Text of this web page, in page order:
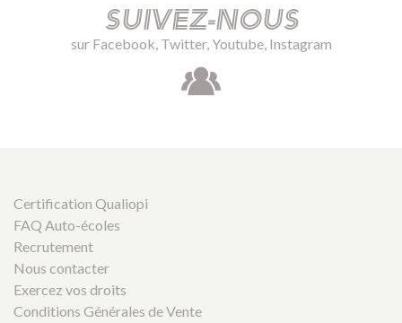
Suivez-nous
sur Facebook, Twitter, Youtube, Instagram
Certification Qualiopi
FAQ Auto-écoles
Recrutement
Nous contacter
Exercez vos droits
Conditions Générales de Vente